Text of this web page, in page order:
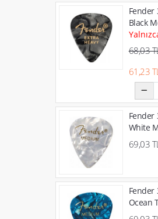
Fender
Black
68,03
61,23
Fender
White
69,03
Fender
Ocean